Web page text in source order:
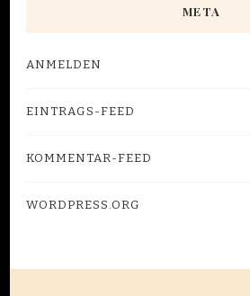
META
ANMELDEN
EINTRAGS-FEED
KOMMENTAR-FEED
WORDPRESS.ORG